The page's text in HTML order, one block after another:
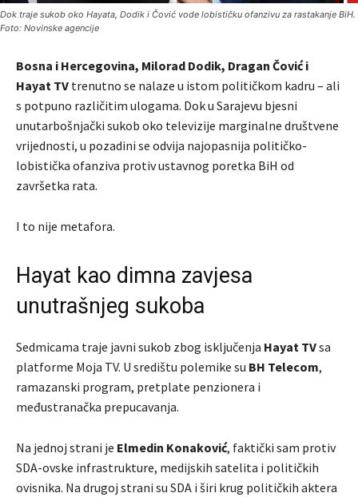
Dok traje sukob oko Hayata, Dodik i Čović vode lobističku ofanzivu za rastakanje BiH.
Foto: Novinske agencije
Bosna i Hercegovina, Milorad Dodik, Dragan Čović i
Hayat TV trenutno se nalaze u istom političkom kadru – ali
s potpuno različitim ulogama. Dok u Sarajevu bjesni
unutarbošnjački sukob oko televizije marginalne društvene
vrijednosti, u pozadini se odvija najopasnija političko-
lobistička ofanziva protiv ustavnog poretka BiH od
završetka rata.
I to nije metafora.
Hayat kao dimna zavjesa
unutrašnjeg sukoba
Sedmicama traje javni sukob zbog isključenja Hayat TVsa
platforme Moja TV. U središtu polemike su BH Telecom,
ramazanski program, pretplate penzionera i
međustranačka prepucavanja.
Na jednoj strani je Elmedin Konaković, faktički sam protiv
SDA-ovske infrastrukture, medijskih satelita i političkih
ovisnika. Na drugoj strani su SDA i širi krug političkih aktera